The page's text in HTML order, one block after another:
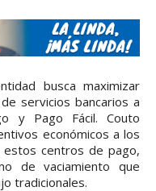
busca maximizar
servicios bancarios a
y Pago Fácil. Couto
económicos a los
centros de pago,
de vaciamiento que
tradicionales.